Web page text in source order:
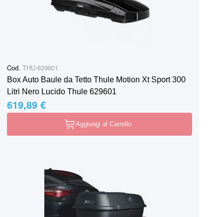
Cod. THU-629601
Box Auto Baule da Tetto Thule Motion Xt Sport 300
Litri Nero Lucido Thule 629601
619,89 €
Aggiungi al Carrello